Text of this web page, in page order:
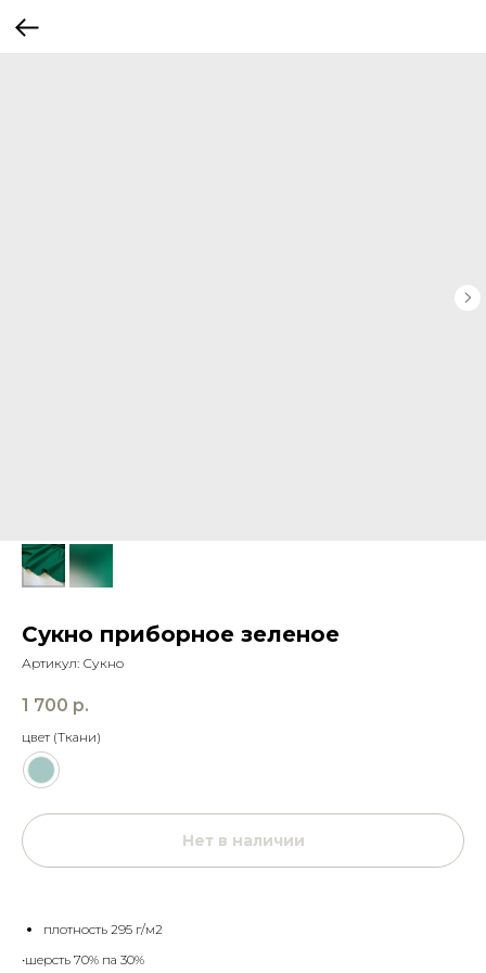
Сукно приборное зеленое
Артикул: Сукно
1 700 р.
цвет (Ткани)
Нет в наличии
плотность 295 г/м2
•шерсть 70% па 30%